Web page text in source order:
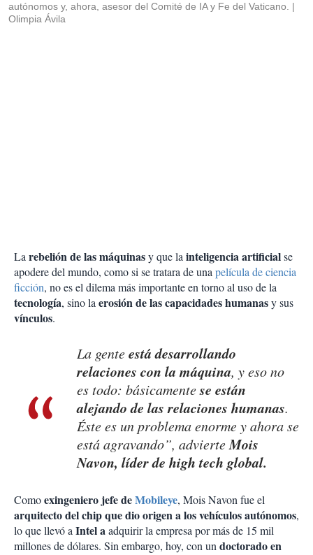
autónomos y, ahora, asesor del Comité de IA y Fe del Vaticano.
Olimpia Ávila
Larebelión de las máquinasy que lainteligencia artificialse
apodere del mundo, como si se tratara de unapelícula de ciencia
ficción, no es el dilema más importante en torno al uso de la
tecnología, sino laerosión de las capacidades humanasy sus
vínculos.
La genteestá desarrollando
relaciones con la máquina, y eso no
es todo: básicamentese están
alejando de las relaciones humanas.
Éste es un problema enorme y ahora se
está agravando”, advierteMois
Navon, líder de high tech global.
Comoexingeniero jefe deMobileye, Mois Navon fue el
arquitecto del chip que dio origen a los vehículos autónomos,
lo que llevó aIntel aadquirir la empresa por más de 15 mil
millones de dólares. Sin embargo, hoy, con undoctorado en